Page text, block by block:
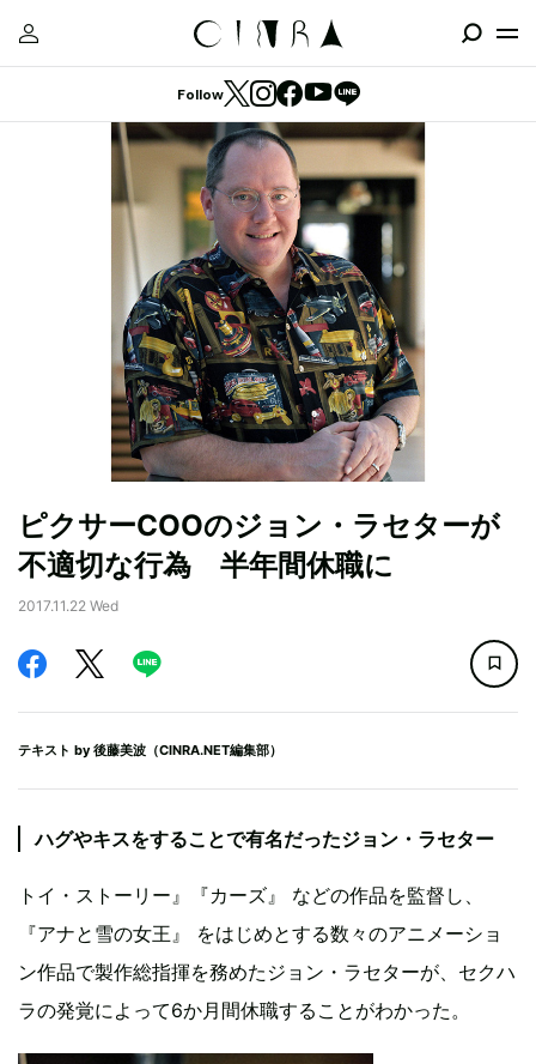
Follow
ピクサーCOOのジョン・ラセターが
不適切な行為 半年間休職に
2017.11.22 Wed
テキスト by 後藤美波（CINRA.NET編集部）
ハグやキスをすることで有名だったジョン・ラセター
トイ・ストーリー』『カーズ』 などの作品を監督し、
『アナと雪の女王』 をはじめとする数々のアニメーショ
ン作品で製作総指揮を務めたジョン・ラセターが、セクハ
ラの発覚によって6か月間休職することがわかった。